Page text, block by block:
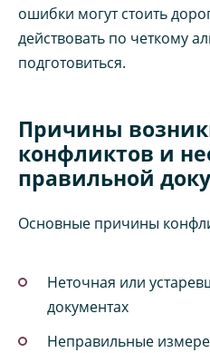
ошибки могут стоить
действовать по четкому
подготовиться.
Причины
конфликтов и
правильной
Основные причины
Неточная или
документах
Неправильные